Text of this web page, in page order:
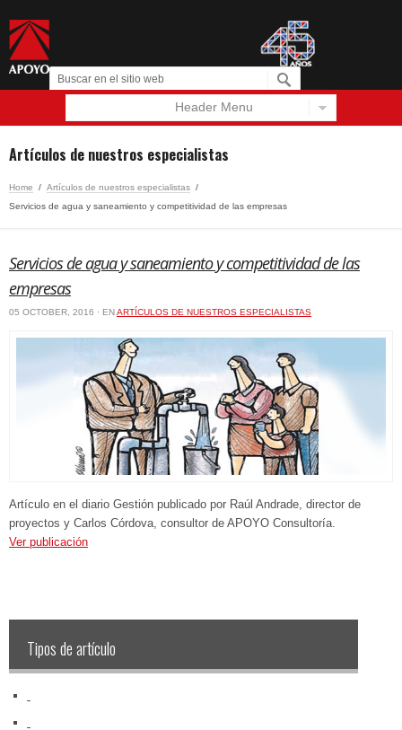
Header Menu
Artículos de nuestros especialistas
Home / Artículos de nuestros especialistas /
Servicios de agua y saneamiento y competitividad de las empresas
Servicios de agua y saneamiento y competitividad de las
empresas
05 OCTOBER, 2016 · ENARTÍCULOS DE NUESTROS ESPECIALISTAS
Artículo en el diario Gestión publicado por Raúl Andrade, director de
proyectos y Carlos Córdova, consultor de APOYO Consultoría.
Ver publicación
Tipos de artículo